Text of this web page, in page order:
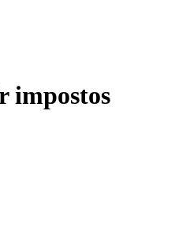
Brasil
impostos